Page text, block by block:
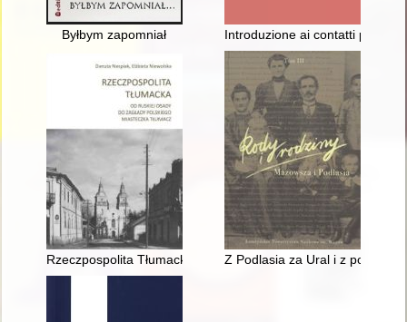
Byłbym zapomniał Introduzione ai contatti
Rzeczpospolita Tłumacka : od ruskiej osady do zagłady
Z Podlasia za Ural i z powrotem